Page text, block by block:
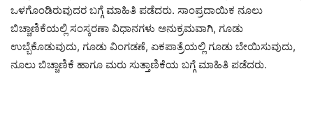
ಒಳಗೊಂಡಿರುವುದರ ಬಗ್ಗೆ ಮಾಹಿತಿ ಪಡೆದರು. ಸಾಂಪ್ರದಾಯಿಕ ನೂಲು
ಬಿಚ್ಚಾಣಿಕೆಯಲ್ಲಿ ಸಂಸ್ಕರಣಾ ವಿಧಾನಗಳು ಅನುಕ್ರಮವಾಗಿ, ಗೂಡು
ಉಬ್ಬೆಕೊಡುವುದು, ಗೂಡು ವಿಂಗಡಣೆ, ಏಕಪಾತ್ರೆಯಲ್ಲಿ ಗೂಡು ಬೇಯಿಸುವುದು,
ನೂಲು ಬಿಚ್ಚಾಣಿಕೆ ಹಾಗೂ ಮರು ಸುತ್ತಾಣಿಕೆಯ ಬಗ್ಗೆ ಮಾಹಿತಿ ಪಡೆದರು.